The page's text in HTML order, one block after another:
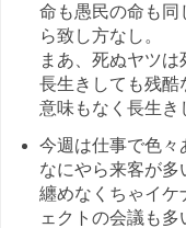
命も愚民の命も同
ら致し方なし。
まあ、死ぬヤツ
長生きしても残酷
意味もなく長生き
今週は仕事で色々
なにやら来客が多
纏めなくちゃイケ
ェクトの会議も多